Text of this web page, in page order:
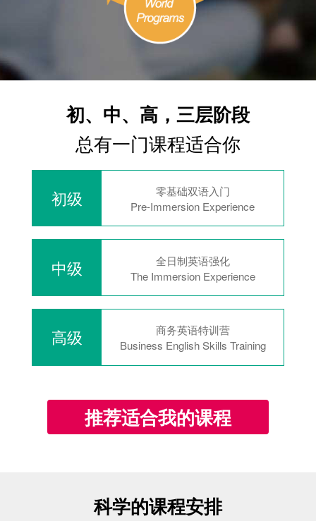
初、中、高，三层阶段
总有一门课程适合你
初级
零基础双语入门
Pre-Immersion Experience
中级
全日制英语强化
The Immersion Experience
高级
商务英语特训营
Business English Skills Training
推荐适合我的课程
科学的课程安排